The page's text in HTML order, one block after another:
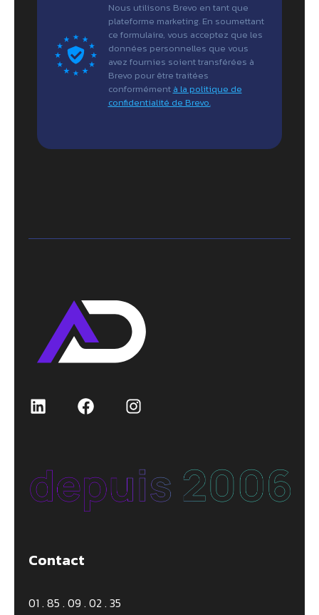
Nous utilisons Brevo en tant que
plateforme marketing. En soumettant
ce formulaire, vous acceptez que les
données personnelles que vous
avez fournies soient transférées à
Brevo pour être traitées
conformément à la politique de
confidentialité de Brevo.
LinkedIn FacebookInstagram
Contact
01 . 85 . 09 . 02 . 35